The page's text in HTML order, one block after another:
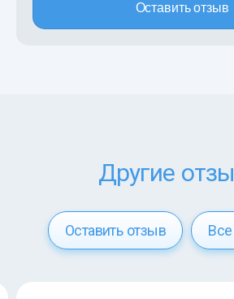
Оставить отзыв
Другие
Оставить отзыв